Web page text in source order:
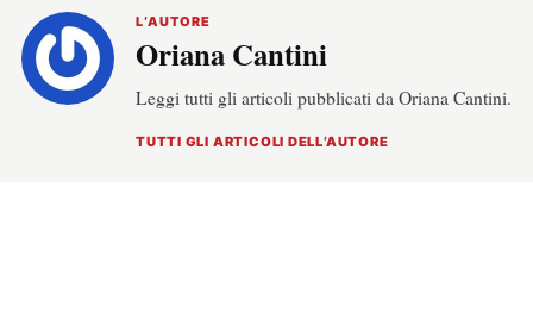
L’AUTORE
Oriana Cantini
Leggi tutti gli articoli pubblicati da Oriana Cantini.
TUTTI GLI ARTICOLI DELL’AUTORE